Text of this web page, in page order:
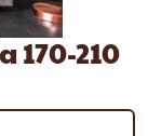
170-210